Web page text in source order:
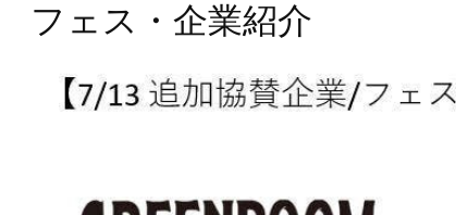
フェス・企業紹介